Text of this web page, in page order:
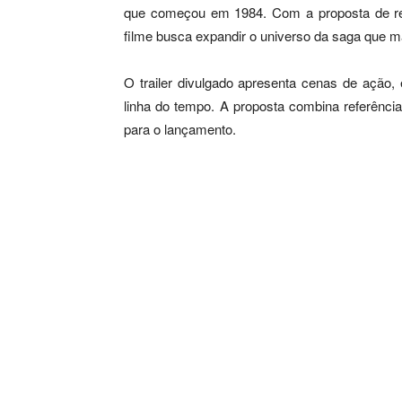
que começou em 1984. Com a proposta de
filme busca expandir o universo da saga que
O trailer divulgado apresenta cenas de
linha do tempo. A proposta combina
para o lançamento.